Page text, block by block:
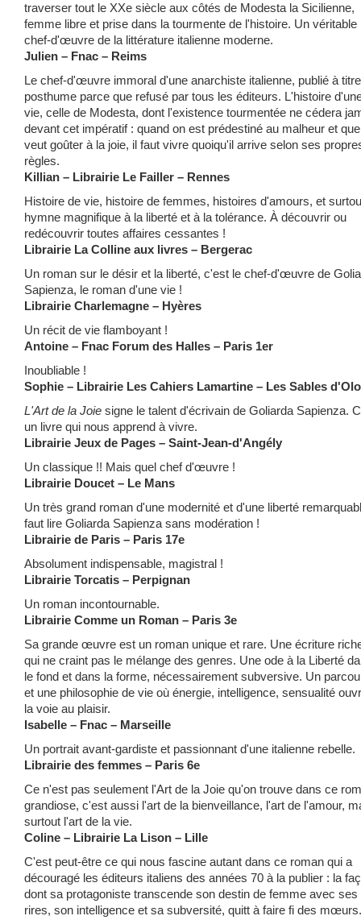
traverser tout le XXe siècle aux côtés de Modesta la Sicilienne,
femme libre et prise dans la tourmente de l'histoire. Un véritable
chef-d'œuvre de la littérature italienne moderne.
Julien – Fnac – Reims
Le chef-d'œuvre immoral d'une anarchiste italienne, publié à titre
posthume parce que refusé par tous les éditeurs. L'histoire
vie, celle de Modesta, dont l'existence tourmentée ne cédera
devant cet impératif : quand on est prédestiné au malheur et
veut goûter à la joie, il faut vivre quoiqu'il arrive selon ses
règles.
Killian – Librairie Le Failler – Rennes
Histoire de vie, histoire de femmes, histoires d'amours, et
hymne magnifique à la liberté et à la tolérance. À découvrir ou
redécouvrir toutes affaires cessantes !
Librairie La Colline aux livres – Bergerac
Un roman sur le désir et la liberté, c'est le chef-d'œuvre de
Sapienza, le roman d'une vie !
Librairie Charlemagne – Hyères
Un récit de vie flamboyant !
Antoine – Fnac Forum des Halles – Paris 1er
Inoubliable !
Sophie – Librairie Les Cahiers Lamartine – Les Sables
L'Art de la Joie signe le talent d'écrivain de Goliarda Sapienza.
un livre qui nous apprend à vivre.
Librairie Jeux de Pages – Saint-Jean-d'Angély
Un classique !! Mais quel chef d'œuvre !
Librairie Doucet – Le Mans
Un très grand roman d'une modernité et d'une liberté
faut lire Goliarda Sapienza sans modération !
Librairie de Paris – Paris 17e
Absolument indispensable, magistral !
Librairie Torcatis – Perpignan
Un roman incontournable.
Librairie Comme un Roman – Paris 3e
Sa grande œuvre est un roman unique et rare. Une écriture
qui ne craint pas le mélange des genres. Une ode à la Liberté
le fond et dans la forme, nécessairement subversive. Un
et une philosophie de vie où énergie, intelligence, sensualité
la voie au plaisir.
Isabelle – Fnac – Marseille
Un portrait avant-gardiste et passionnant d'une italienne rebelle.
Librairie des femmes – Paris 6e
Ce n'est pas seulement l'Art de la Joie qu'on trouve dans ce
grandiose, c'est aussi l'art de la bienveillance, l'art de l'amour,
surtout l'art de la vie.
Coline – Librairie La Lison – Lille
C'est peut-être ce qui nous fascine autant dans ce roman qui a
découragé les éditeurs italiens des années 70 à la publier : la
dont sa protagoniste transcende son destin de femme avec ses
rires, son intelligence et sa subversité, quitt à faire fi des mœurs.